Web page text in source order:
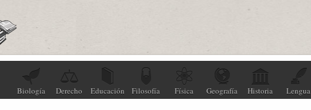
Biología Derecho Educación Filosofía Física Geografía Historia Lengua